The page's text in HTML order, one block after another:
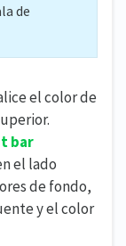
de
el color de
bar
el lado
de fondo,
y el color